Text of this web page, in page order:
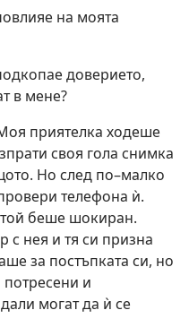
на моята
доверието,
в мене?
приятелка ходеше
своя гола снимка
Но след по–малко
телефона ѝ.
беше шокиран.
с нея и тя си призна
за постъпката си, но
потресени и
могат да ѝ се